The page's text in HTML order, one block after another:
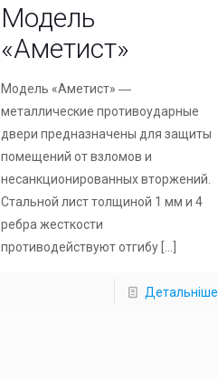
Модель
«Аметист»
Модель «Аметист» ―
металлические противоударные
двери предназначены для защиты
помещений от взломов и
несанкционированных вторжений.
Стальной лист толщиной 1 мм и 4
ребра жесткости
противодействуют отгибу
Детальніше